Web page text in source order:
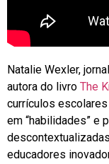
Natalie Wexler,
autora do livro The
currículos
em “habilidades” e
educadores